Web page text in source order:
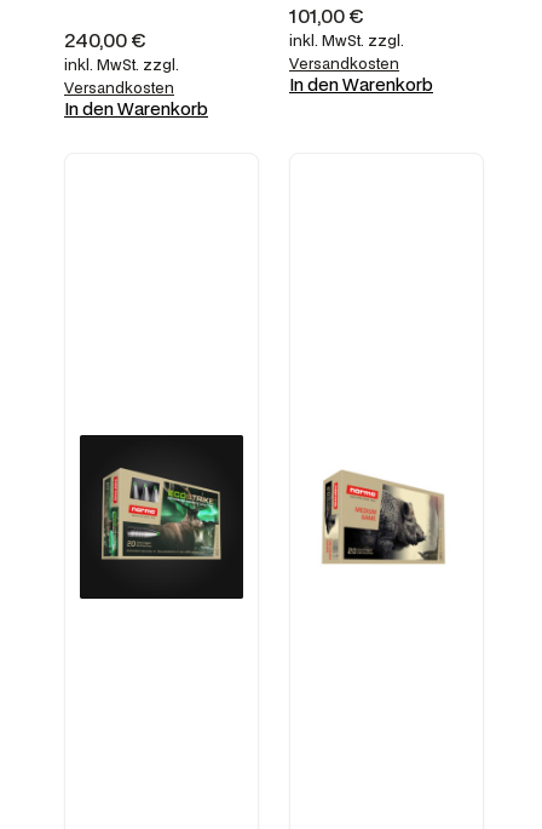
240,00€
inkl. MwSt. zzgl.
Versandkosten
In den Warenkorb
101,00€
inkl. MwSt. zzgl.
Versandkosten
In den Warenkorb